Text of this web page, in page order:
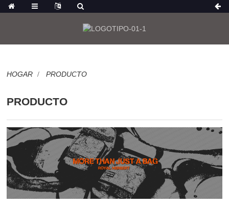
HOGAR PRODUCTO
PRODUCTO